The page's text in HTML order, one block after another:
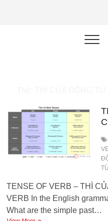
TENSE OF VERB – THÌ
VERB In the English
What are the simple past…